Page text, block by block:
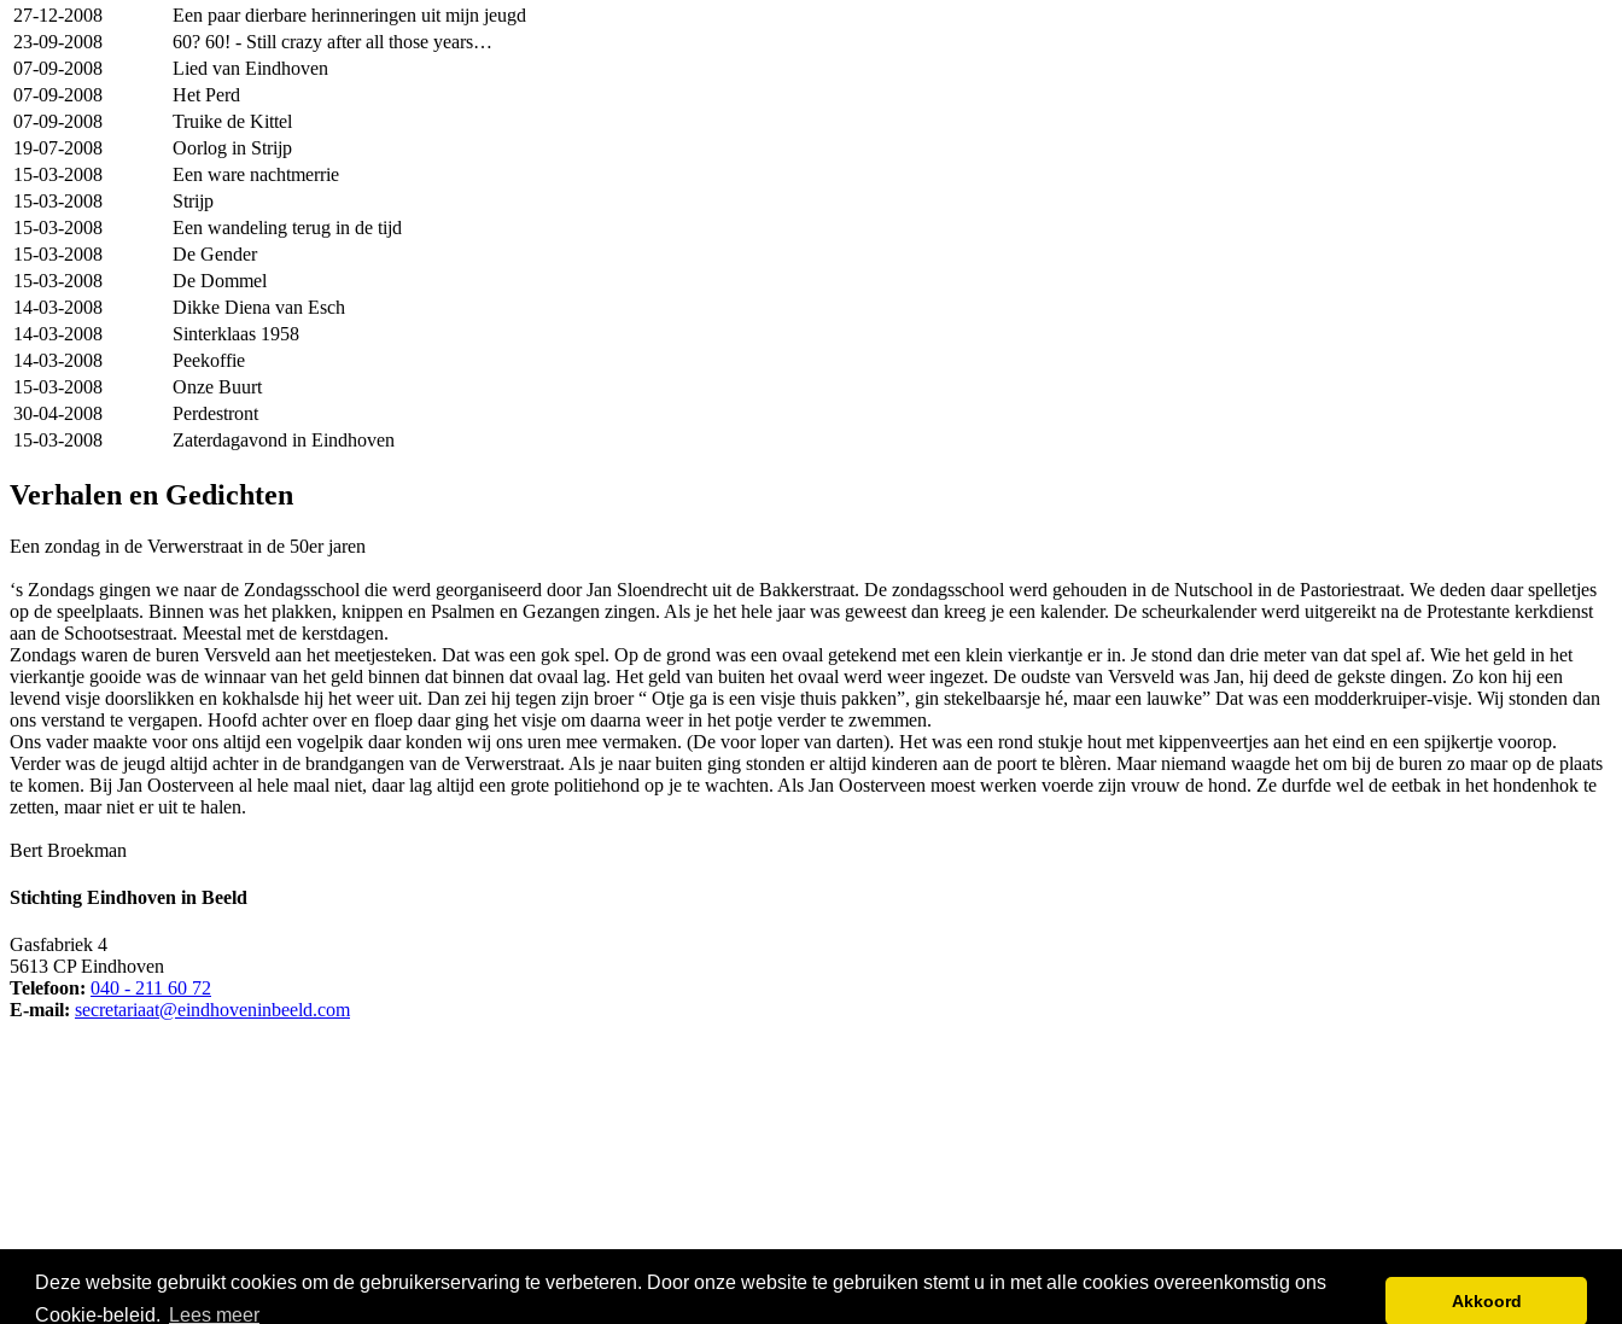
Deze website gebruikt cookies om de gebruikerservaring te verbeteren. Door onze website te gebruiken stemt u in met alle cookies overeenkomstig ons
Cookie-beleid.
Lees meer
Akkoord
27-12-2008
Een paar dierbare herinneringen uit mijn jeugd
23-09-2008
60? 60! - Still crazy after all those years…
07-09-2008
Lied van Eindhoven
07-09-2008
Het Perd
07-09-2008
Truike de Kittel
19-07-2008
Oorlog in Strijp
15-03-2008
Een ware nachtmerrie
15-03-2008
Strijp
15-03-2008
Een wandeling terug in de tijd
15-03-2008
De Gender
15-03-2008
De Dommel
14-03-2008
Dikke Diena van Esch
14-03-2008
Sinterklaas 1958
14-03-2008
Peekoffie
15-03-2008
Onze Buurt
30-04-2008
Perdestront
15-03-2008
Zaterdagavond in Eindhoven
Verhalen en Gedichten
Een zondag in de Verwerstraat in de 50er jaren
‘s Zondags gingen we naar de Zondagsschool die werd georganiseerd door Jan Sloendrecht uit de Bakkerstraat. De zondagsschool werd gehouden in de Nutschool in de Pastoriestraat. We deden daar spelletjes
op de speelplaats. Binnen was het plakken, knippen en Psalmen en Gezangen zingen. Als je het hele jaar was geweest dan kreeg je een kalender. De scheurkalender werd uitgereikt na de Protestante kerkdienst
aan de Schootsestraat. Meestal met de kerstdagen.
Zondags waren de buren Versveld aan het meetjesteken. Dat was een gok spel. Op de grond was een ovaal getekend met een klein vierkantje er in. Je stond dan drie meter van dat spel af. Wie het geld in het
vierkantje gooide was de winnaar van het geld binnen dat binnen dat ovaal lag. Het geld van buiten het ovaal werd weer ingezet. De oudste van Versveld was Jan, hij deed de gekste dingen. Zo kon hij een
levend visje doorslikken en kokhalsde hij het weer uit. Dan zei hij tegen zijn broer “ Otje ga is een visje thuis pakken”, gin stekelbaarsje hé, maar een lauwke” Dat was een modderkruiper-visje. Wij stonden dan
ons verstand te vergapen. Hoofd achter over en floep daar ging het visje om daarna weer in het potje verder te zwemmen.
Ons vader maakte voor ons altijd een vogelpik daar konden wij ons uren mee vermaken. (De voor loper van darten). Het was een rond stukje hout met kippenveertjes aan het eind en een spijkertje voorop.
Verder was de jeugd altijd achter in de brandgangen van de Verwerstraat. Als je naar buiten ging stonden er altijd kinderen aan de poort te blèren. Maar niemand waagde het om bij de buren zo maar op de plaats
te komen. Bij Jan Oosterveen al hele maal niet, daar lag altijd een grote politiehond op je te wachten. Als Jan Oosterveen moest werken voerde zijn vrouw de hond. Ze durfde wel de eetbak in het hondenhok te
zetten, maar niet er uit te halen.
Bert Broekman
Stichting Eindhoven in Beeld
Gasfabriek 4
5613 CP Eindhoven
Telefoon: 040 - 211 60 72
E-mail: secretariaat@eindhoveninbeeld.com
© CopyrightStichting Eindhoven in Beeld